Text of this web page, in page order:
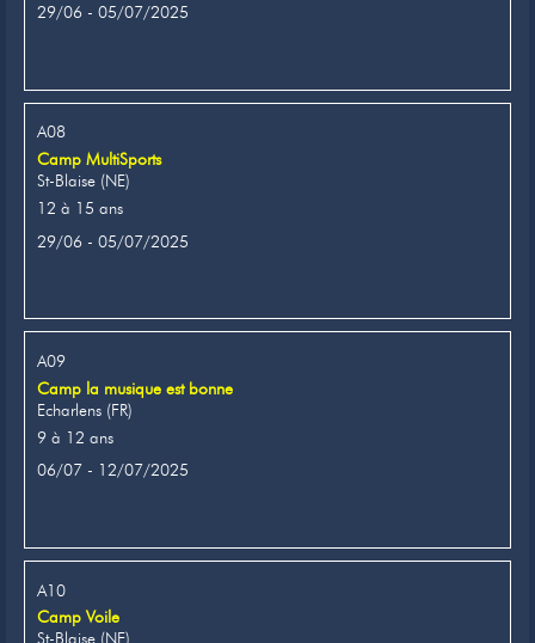
29/06 - 05/07/2025
A08
Camp MultiSports
St-Blaise (NE)
12 à 15 ans
29/06 - 05/07/2025
A09
Camp la musique est bonne
Echarlens (FR)
9 à 12 ans
06/07 - 12/07/2025
A10
Camp Voile
St-Blaise (NE)